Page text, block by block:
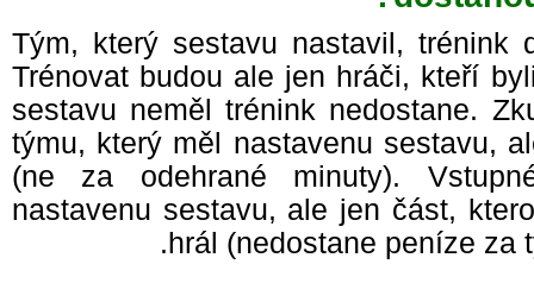
Tým, který sestavu nastavil,
Trénovat budou ale jen hráči, kteří
sestavu neměl trénink nedostane.
týmu, který měl nastavenu sestavu,
(ne za odehrané minuty).
nastavenu sestavu, ale jen část,
hrál (nedostane peníze